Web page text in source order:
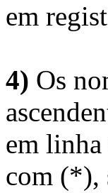
em
4) Os
em linha
com (*),